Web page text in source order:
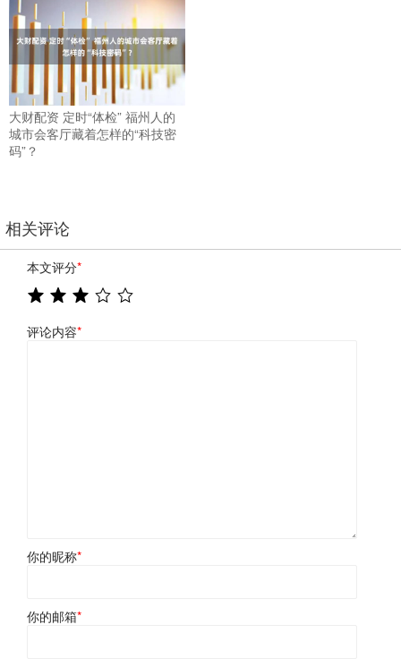
大财配资 定时“体检” 福州人的
城市会客厅藏着怎样的“科技密
码”？
相关评论
本文评分*
评论内容*
你的昵称*
你的邮箱*